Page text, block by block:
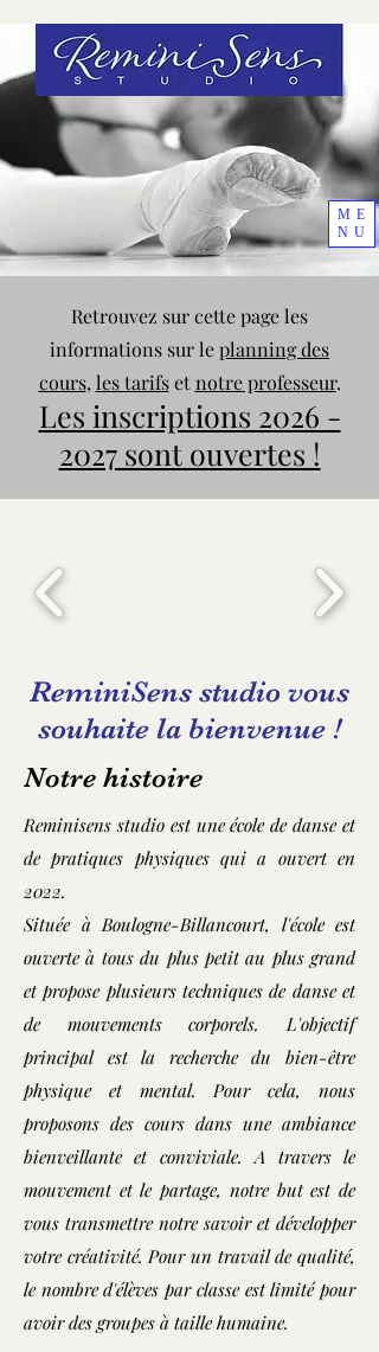
ME
NU
Retrouvez sur cette page les
informations sur leplanning des
cours, les tarifset notre professeur.
Les inscriptions 2026 -
2027 sont ouvertes !
ReminiSens studio vous
souhaite la bienvenue !
Notre histoire
Reminisens studio est une école de danse et
de pratiques physiques qui a ouvert en
2022.
Située à Boulogne-Billancourt, l'école est
ouverte à tous du plus petit au plus grand
et propose plusieurs techniques de danse et
de mouvements corporels. L'objectif
principal est la recherche du bien-être
physique et mental. Pour cela, nous
proposons des cours dans une ambiance
bienveillante et conviviale. A travers le
mouvement et le partage, notre but est de
vous transmettre notre savoir et développer
votre créativité. Pour un travail de qualité,
le nombre d'élèves par classe est limité pour
avoir des groupes à taille humaine.